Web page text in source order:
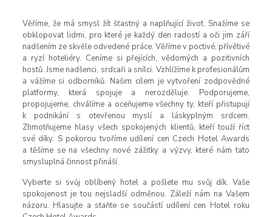
Věříme, že má smysl žít šťastný a naplňující život. Snažíme se
obklopovat lidmi, pro které je každý den radostí a oči jim září
nadšením ze skvěle odvedené práce. Věříme v poctivé, přívětivé
a ryzí hoteliéry. Ceníme si přejících, vědomých a pozitivních
hostů. Jsme nadšenci, srdcaři a snílci. Vzhlížíme k profesionálům
a vážíme si odborníků. Našim cílem je vytvoření zodpovědné
platformy, která spojuje a nerozděluje. Podporujeme,
propojujeme, chválíme a oceňujeme všechny ty, kteří přistupují
k podnikání s otevřenou myslí a láskyplným srdcem.
Zhmotňujeme hlasy všech spokojených klientů, kteří touží říct
své díky. S pokorou tvoříme udílení cen Czech Hotel Awards
a těšíme se na všechny nové zážitky a výzvy, které nám tato
smysluplná činnost přináší.
Vyberte si svůj oblíbený hotel a pošlete mu svůj dík. Vaše
spokojenost je tou nejsladší odměnou. Záleží nám na Vašem
názoru. Hlasujte a staňte se součástí udílení cen Hotel roku